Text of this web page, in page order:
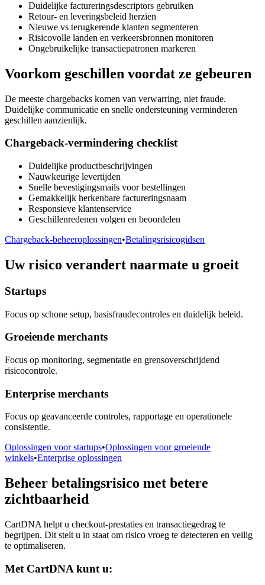
Duidelijke factureringsdescriptors gebruiken
Retour- en leveringsbeleid herzien
Nieuwe vs terugkerende klanten segmenteren
Risicovolle landen en verkeersbronnen monitoren
Ongebruikelijke transactiepatronen markeren
Voorkom geschillen voordat ze gebeuren
De meeste chargebacks komen van verwarring, niet fraude.
Duidelijke communicatie en snelle ondersteuning verminderen
geschillen aanzienlijk.
Chargeback-vermindering checklist
Duidelijke productbeschrijvingen
Nauwkeurige levertijden
Snelle bevestigingsmails voor bestellingen
Gemakkelijk herkenbare factureringsnaam
Responsieve klantenservice
Geschillenredenen volgen en beoordelen
Chargeback-beheeroplossingen•Betalingsrisicogidsen
Uw risico verandert naarmate u groeit
Startups
Focus op schone setup, basisfraudecontroles en duidelijk beleid.
Groeiende merchants
Focus op monitoring, segmentatie en grensoverschrijdend
risicocontrole.
Enterprise merchants
Focus op geavanceerde controles, rapportage en operationele
consistentie.
Oplossingen voor startups•Oplossingen voor groeiende
winkels•Enterprise oplossingen
Beheer betalingsrisico met betere
zichtbaarheid
CartDNA helpt u checkout-prestaties en transactiegedrag te
begrijpen. Dit stelt u in staat om risico vroeg te detecteren en veilig
te optimaliseren.
Met CartDNA kunt u: